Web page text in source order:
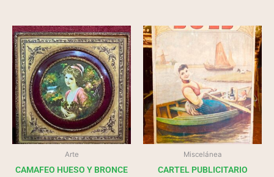
Arte
CAMAFEO HUESO Y BRONCE
Miscelánea
CARTEL PUBLICITARIO